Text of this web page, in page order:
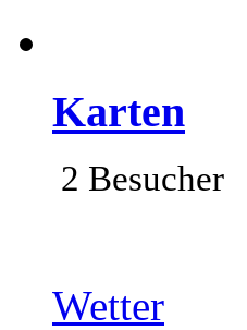
Karten
2 Besucher
Wetter